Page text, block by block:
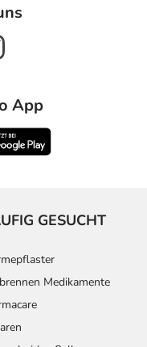
Haut, wie:
und Harnstoff)
App
GESUCHT
Medikamente